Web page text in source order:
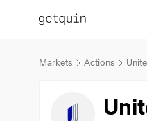
Markets Actions